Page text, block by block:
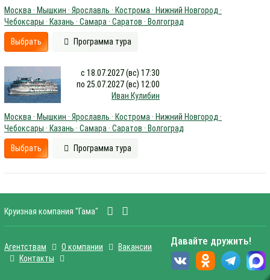
Москва · Мышкин · Ярославль · Кострома · Нижний Новгород ·
Чебоксары · Казань · Самара · Саратов · Волгоград
Выбрать Программа тура
с 18.07.2027 (вс) 17:30
по 25.07.2027 (вс) 12:00
Иван Кулибин
Москва · Мышкин · Ярославль · Кострома · Нижний Новгород ·
Чебоксары · Казань · Самара · Саратов · Волгоград
Выбрать Программа тура
Круизная компания "Гама"
Агентствам О компании
Вакансии
Контакты
Давайте дружить!